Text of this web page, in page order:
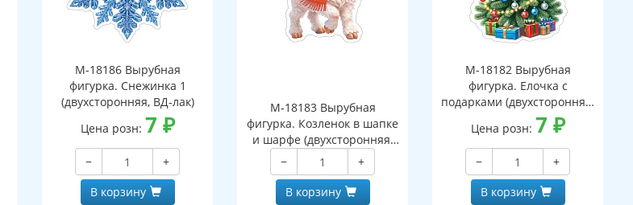
М-18186 Вырубная
фигурка. Снежинка 1
(двухсторонняя, ВД-лак)
Цена розн: 7 ₽
−
+
В корзину
М-18183 Вырубная
фигурка. Козленок в шапке
и шарфе (двухсторонняя,
ВД-лак)
−
+
В корзину
М-18182 Вырубная
фигурка. Елочка с
подарками (двухсторонняя,
ВД-лак)
Цена розн: 7 ₽
−
+
В корзину